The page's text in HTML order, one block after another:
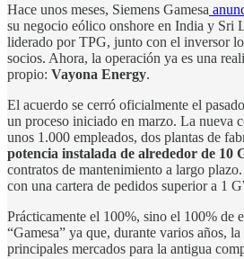
Hace unos meses, Siemens Gamesa
su negocio eólico onshore en India y Sri
liderado por TPG, junto con el inversor
socios. Ahora, la operación ya es una
propio: Vayona Energy.
El acuerdo se cerró oficialmente el
un proceso iniciado en marzo. La nueva
unos 1.000 empleados, dos plantas de
potencia instalada de alrededor de 10
contratos de mantenimiento a largo
con una cartera de pedidos superior a 1
Prácticamente el 100%, sino el 100% de
“Gamesa” ya que, durante varios años,
principales mercados para la antigua